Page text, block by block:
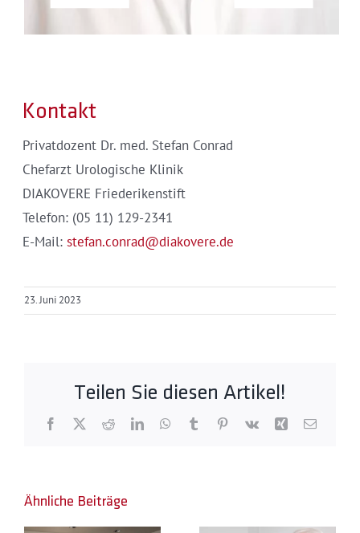
Kontakt
Privatdozent Dr. med. Stefan Conrad
Chefarzt Urologische Klinik
DIAKOVERE Friederikenstift
Telefon: (05 11) 129-2341
E-Mail: stefan.conrad@diakovere.de
23. Juni 2023
Teilen Sie diesen Artikel!
Facebook
X RedditLinkedInWhatsApp
TumblrPinterest
Vk Xing E-
Ähnliche BeiträgeRefluxzentrum: